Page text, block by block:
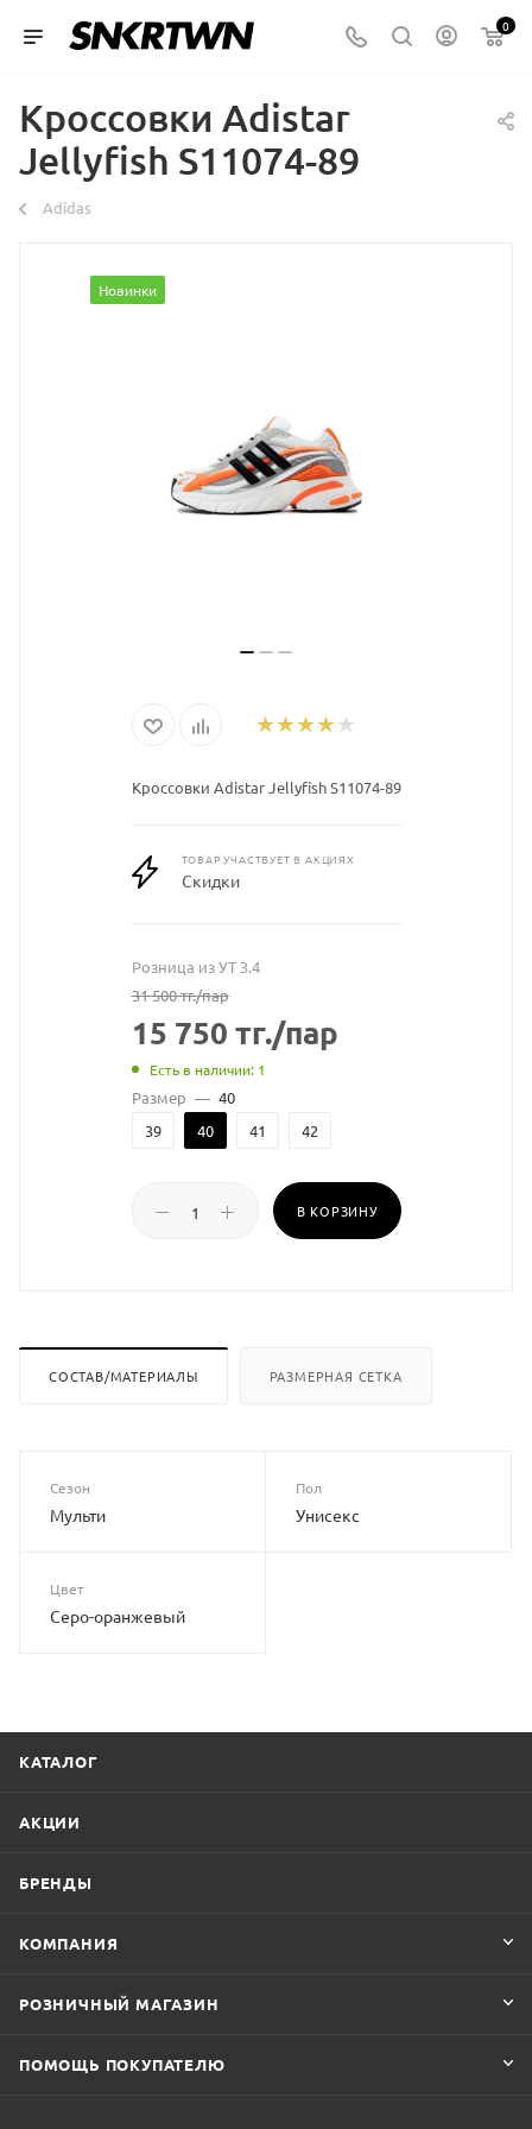
0
Кроссовки Adistar
Jellyfish S11074-89
Аdidas
Новинки
Кроссовки Adistar Jellyfish S11074-89
ТОВАР УЧАСТВУЕТ В АКЦИЯХ
Скидки
Розница из УТ 3.4
31 500тг./пар
15 750 тг./пар
Есть в наличии: 1
Размер — 40
39
40 41 42
В КОРЗИНУ
СОСТАВ/МАТЕРИАЛЫ РАЗМЕРНАЯ СЕТКА
Сезон
Мульти
Пол
Унисекс
Цвет
Серо-оранжевый
КАТАЛОГ
АКЦИИ
БРЕНДЫ
КОМПАНИЯ
РОЗНИЧНЫЙ МАГАЗИН
ПОМОЩЬ ПОКУПАТЕЛЮ